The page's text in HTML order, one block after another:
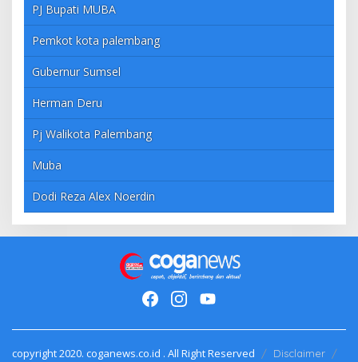
PJ Bupati MUBA
Pemkot kota palembang
Gubernur Sumsel
Herman Deru
Pj Walikota Palembang
Muba
Dodi Reza Alex Noerdin
copyright 2020. coganews.co.id . All Right Reserved
Disclaimer